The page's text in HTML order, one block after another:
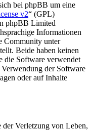
bei phpBB um eine
v2“ (GPL)
phpBB Limited
Informationen
Community unter
Beide haben keinen
die Software verwendet
der Software
oder auf Inhalte
Verletzung von Leben,